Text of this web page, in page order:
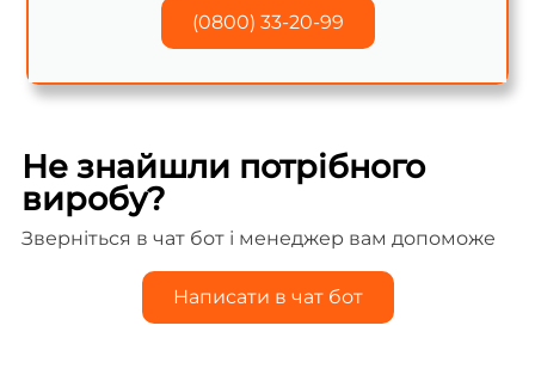
(0800) 33-20-99
Не знайшли потрібного
виробу?
Зверніться в чат бот і менеджер вам допоможе
Написати в чат бот